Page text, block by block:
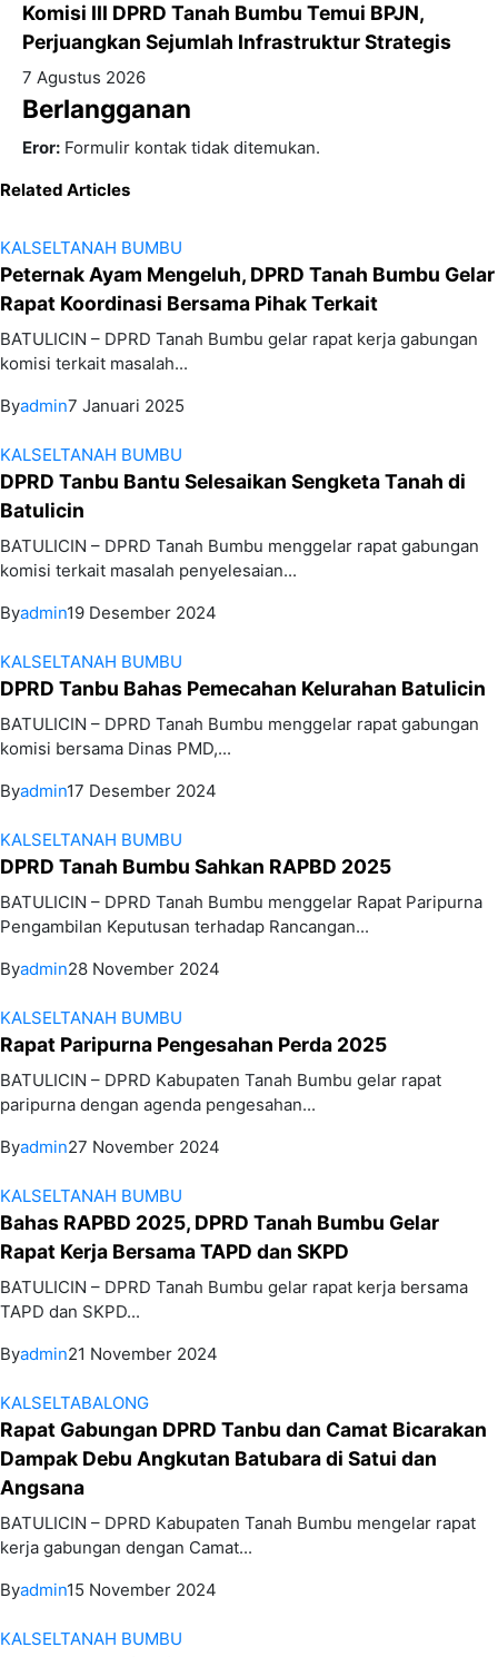
Komisi III DPRD Tanah Bumbu Temui BPJN,
Perjuangkan Sejumlah Infrastruktur Strategis
7 Agustus 2026
Berlangganan
Eror: Formulir kontak tidak ditemukan.
Related Articles
KALSELTANAH BUMBU
Peternak Ayam Mengeluh, DPRD Tanah Bumbu Gelar
Rapat Koordinasi Bersama Pihak Terkait
BATULICIN – DPRD Tanah Bumbu gelar rapat kerja gabungan
komisi terkait masalah...
Byadmin7 Januari 2025
KALSELTANAH BUMBU
DPRD Tanbu Bantu Selesaikan Sengketa Tanah di
Batulicin
BATULICIN – DPRD Tanah Bumbu menggelar rapat gabungan
komisi terkait masalah penyelesaian...
Byadmin19 Desember 2024
KALSELTANAH BUMBU
DPRD Tanbu Bahas Pemecahan Kelurahan Batulicin
BATULICIN – DPRD Tanah Bumbu menggelar rapat gabungan
komisi bersama Dinas PMD,...
Byadmin17 Desember 2024
KALSELTANAH BUMBU
DPRD Tanah Bumbu Sahkan RAPBD 2025
BATULICIN – DPRD Tanah Bumbu menggelar Rapat Paripurna
Pengambilan Keputusan terhadap Rancangan...
Byadmin28 November 2024
KALSELTANAH BUMBU
Rapat Paripurna Pengesahan Perda 2025
BATULICIN – DPRD Kabupaten Tanah Bumbu gelar rapat
paripurna dengan agenda pengesahan...
Byadmin27 November 2024
KALSELTANAH BUMBU
Bahas RAPBD 2025, DPRD Tanah Bumbu Gelar
Rapat Kerja Bersama TAPD dan SKPD
BATULICIN – DPRD Tanah Bumbu gelar rapat kerja bersama
TAPD dan SKPD...
Byadmin21 November 2024
KALSELTABALONG
Rapat Gabungan DPRD Tanbu dan Camat Bicarakan
Dampak Debu Angkutan Batubara di Satui dan
Angsana
BATULICIN – DPRD Kabupaten Tanah Bumbu mengelar rapat
kerja gabungan dengan Camat...
Byadmin15 November 2024
KALSELTANAH BUMBU